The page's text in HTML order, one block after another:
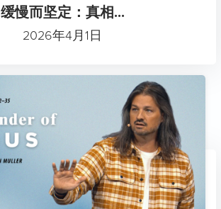
缓慢而坚定：真相...
2026年4月1日